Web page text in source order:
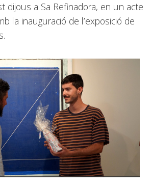
dijous a Sa Refinadora, en un acte
la inauguració de l’exposició de